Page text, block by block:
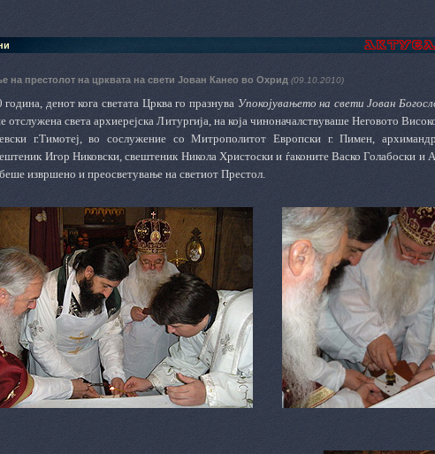
на престолот на црквата на свети Јован Канео во Охрид (09.10.2010)
денот кога светата Црква го празнува Упокојувањето на свети Јован
отслужена света архиерејска Литургија, на која чиноначалствуваше Неговото
г.Тимотеј, во сослужение со Митрополитот Европски г. Пимен,
Игор Никовски, свештеник Никола Христоски и ѓаконите Васко Голабоски
извршено и преосветување на светиот Престол.